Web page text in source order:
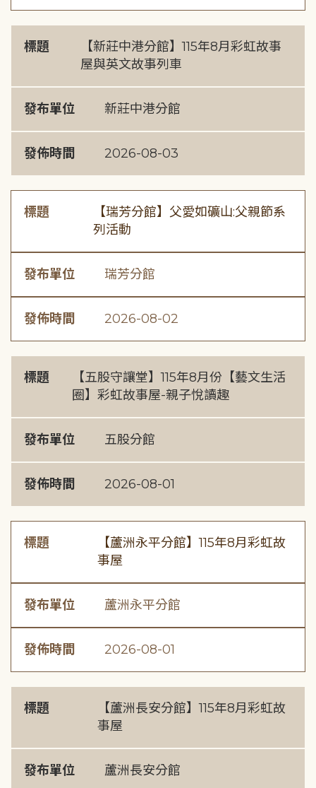
標題
【新莊中港分館】115年8月彩虹故事
屋與英文故事列車
發布單位 新莊中港分館
發佈時間 2026-08-03
標題
【瑞芳分館】父愛如礦山:父親節系
列活動
發布單位 瑞芳分館
發佈時間 2026-08-02
標題
【五股守讓堂】115年8月份【藝文生活
圈】彩虹故事屋-親子悅讀趣
發布單位 五股分館
發佈時間 2026-08-01
標題
【蘆洲永平分館】115年8月彩虹故
事屋
發布單位 蘆洲永平分館
發佈時間 2026-08-01
標題
【蘆洲長安分館】115年8月彩虹故
事屋
發布單位 蘆洲長安分館